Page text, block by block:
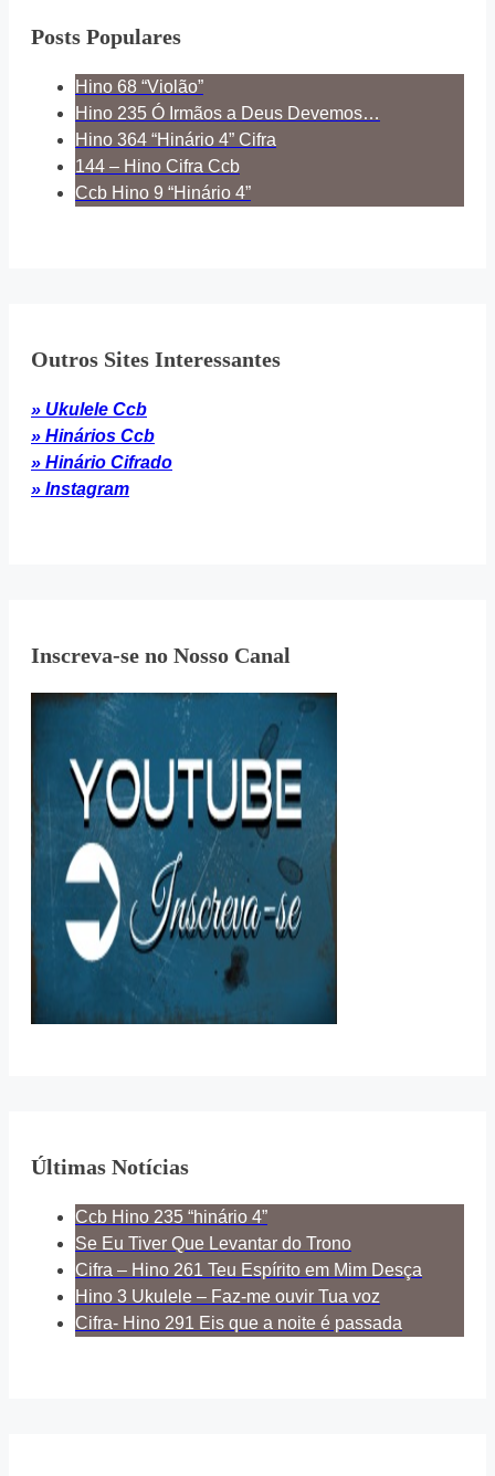
Posts Populares
Hino 68 “Violão”
Hino 235 Ó Irmãos a Deus Devemos…
Hino 364 “Hinário 4” Cifra
144 – Hino Cifra Ccb
Ccb Hino 9 “Hinário 4”
Outros Sites Interessantes
» Ukulele Ccb
» Hinários Ccb
» Hinário Cifrado
» Instagram
Inscreva-se no Nosso Canal
Últimas Notícias
Ccb Hino 235 “hinário 4”
Se Eu Tiver Que Levantar do Trono
Cifra – Hino 261 Teu Espírito em Mim Desça
Hino 3 Ukulele – Faz-me ouvir Tua voz
Cifra- Hino 291 Eis que a noite é passada